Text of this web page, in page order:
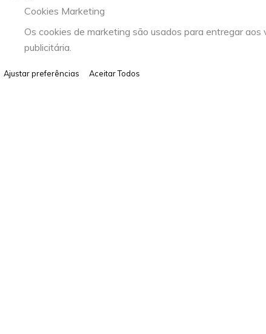
Cookies Marketing
Os cookies de marketing são usados para entregar
publicitária.
Ajustar preferências Aceitar Todos